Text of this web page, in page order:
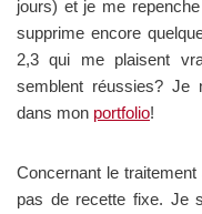
jours) et je me
supprime encore
2,3 qui me plaisent
semblent réussies? Je
dans mon portfolio!
Concernant le
pas de recette fixe. Je